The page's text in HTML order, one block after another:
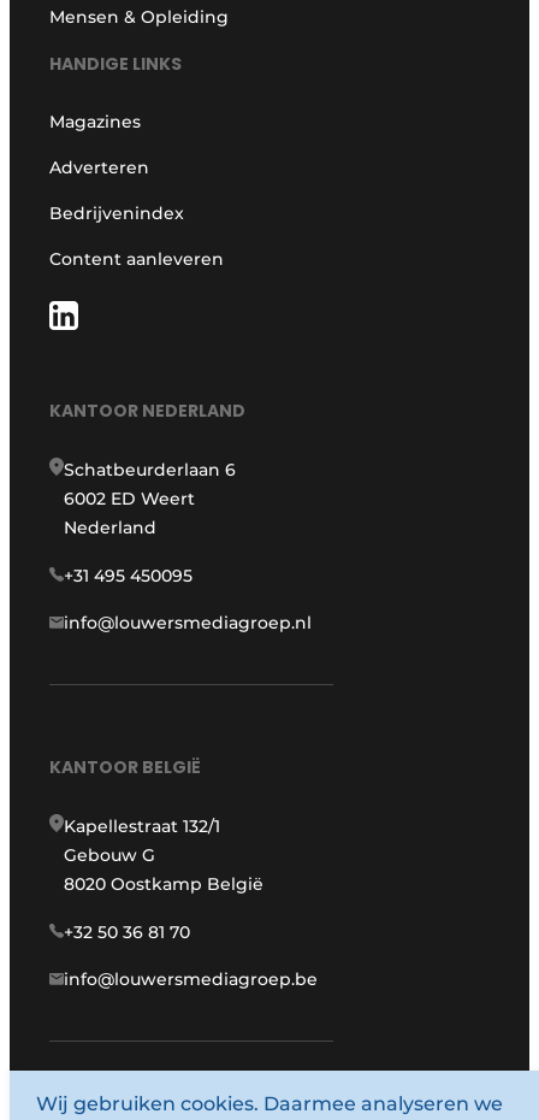
Mensen & Opleiding
HANDIGE LINKS
Magazines
Adverteren
Bedrijvenindex
Content aanleveren
KANTOOR NEDERLAND
Schatbeurderlaan 6
6002 ED Weert
Nederland
+31 495 450095
info@louwersmediagroep.nl
KANTOOR BELGIË
Kapellestraat 132/1
Gebouw G
8020 Oostkamp België
+32 50 36 81 70
info@louwersmediagroep.be
www.louwersmediagroep.com
Wij gebruiken cookies. Daarmee analyseren we